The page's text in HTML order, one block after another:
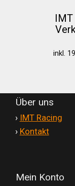
inkl.
Über uns
› IMT Racing
› Kontakt
Mein Konto